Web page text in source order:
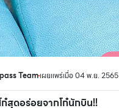
Teamเผยแพร่เมื่อ 04 พ.ย. 2565
ก๋สุดอร่อยจากโก๋นักบิน!!